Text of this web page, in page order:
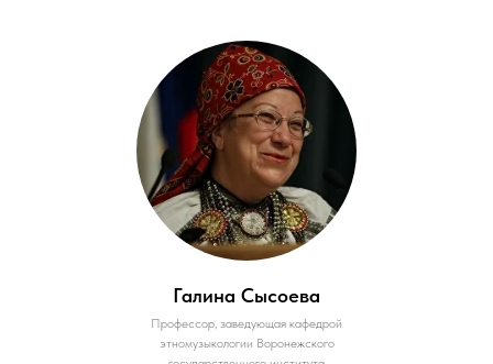
Галина Сысоева
Профессор, заведующая кафедрой
этномузыкологии Воронежского